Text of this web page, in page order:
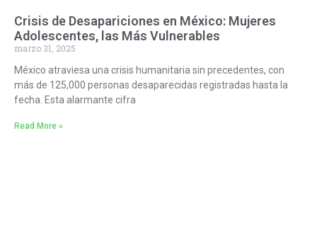
Crisis de Desapariciones en México: Mujeres
Adolescentes, las Más Vulnerables
marzo 31, 2025
México atraviesa una crisis humanitaria sin precedentes, con
más de 125,000 personas desaparecidas registradas hasta la
fecha. Esta alarmante cifra
Read More »